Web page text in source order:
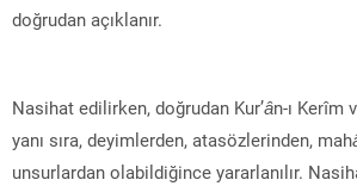
doğrudan açıklanır.
Nasihat edilirken, doğrudan Kur’ân-ı Kerîm
yanı sıra, deyimlerden, atasözlerinden, mah
unsurlardan olabildiğince yararlanılır.